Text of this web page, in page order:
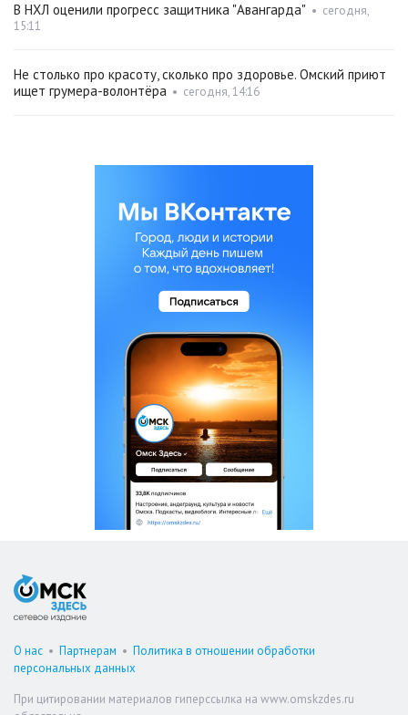
В НХЛ оценили прогресс защитника "Авангарда" • сегодня,
15:11
Не столько про красоту, сколько про здоровье. Омский приют
ищет грумера-волонтёра • сегодня, 14:16
О нас • Партнерам • Политика в отношении обработки
персональных данных
При цитировании материалов гиперссылка на www.omskzdes.ru